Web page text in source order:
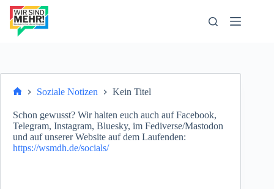
Zum
Inhalt
springen
Soziale Notizen Kein Titel
Schon gewusst? Wir halten euch auch auf Facebook,
Telegram, Instagram, Bluesky, im Fediverse/Mastodon
und auf unserer Website auf dem Laufenden:
https://wsmdh.de/socials/